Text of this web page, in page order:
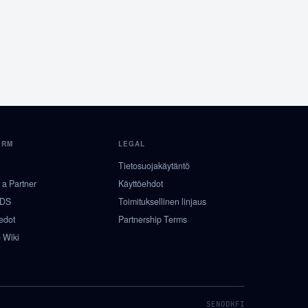
Partner
Wiki
LEGAL
Tietosuojakäytäntö
Käyttöehdot
Toimituksellinen linjaus
Partnership Terms
SENODKFI